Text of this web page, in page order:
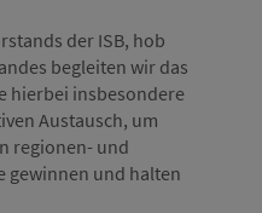
der ISB, hob
begleiten wir das
hierbei insbesondere
Austausch, um
regionen- und
gewinnen und halten